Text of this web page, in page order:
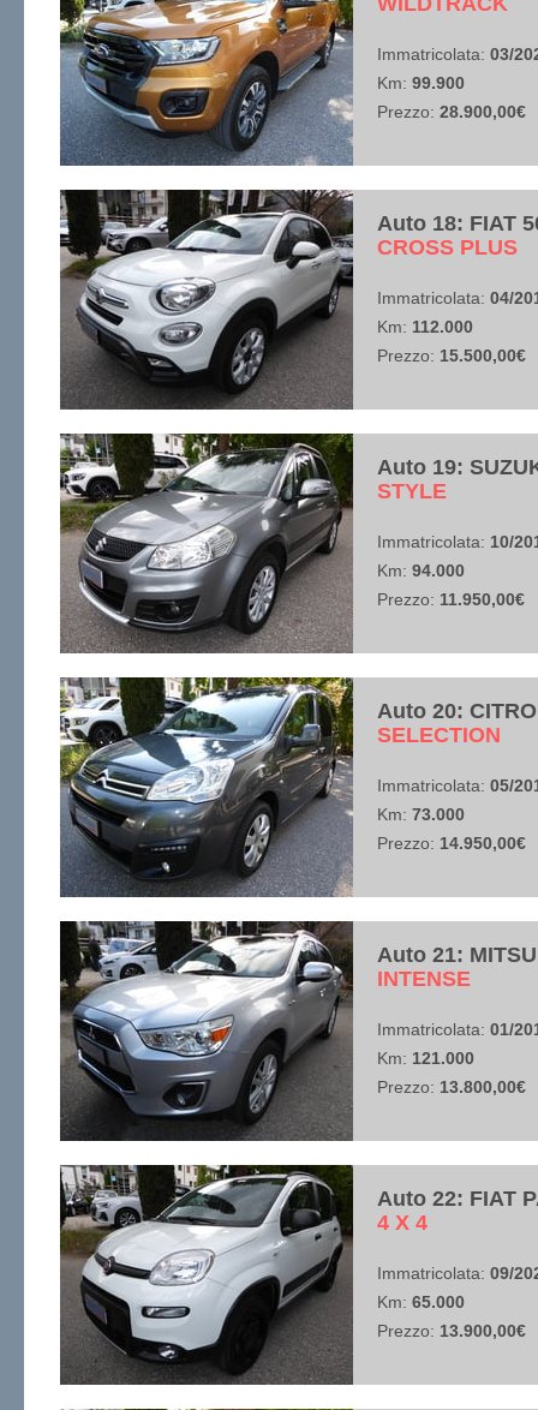
Immatricolata: 03/
Km: 99.900
Prezzo: 28.900,00€
Auto 18: FIAT
​CROSS PLUS
Immatricolata: 04/
Km: 112.000
Prezzo: 15.500,00€
Auto 19:
​STYLE
Immatricolata: 10/
Km: 94.000
Prezzo: 11.950,00€
Auto 20:
​SELECTION
Immatricolata: 05/
Km: 73.000
Prezzo: 14.950,00€
Auto 21:
​INTENSE
Immatricolata: 01/
Km: 121.000
Prezzo: 13.800,00€
Auto 22: FIAT
​4 X 4
Immatricolata: 09/
Km: 65.000
Prezzo: 13.900,00€